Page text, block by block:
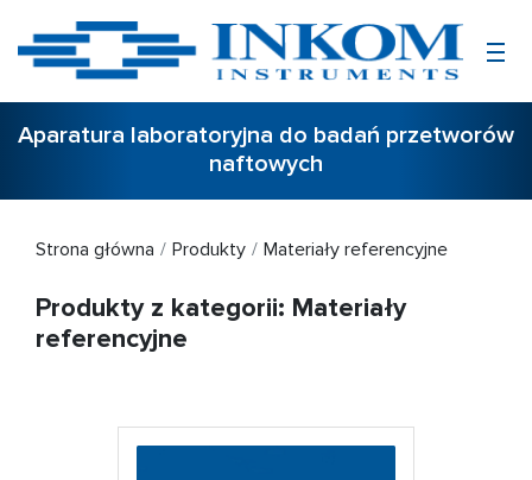
Aparatura laboratoryjna do badań przetworów
naftowych
Strona główna Produkty Materiały referencyjne
Produkty z kategorii: Materiały
referencyjne